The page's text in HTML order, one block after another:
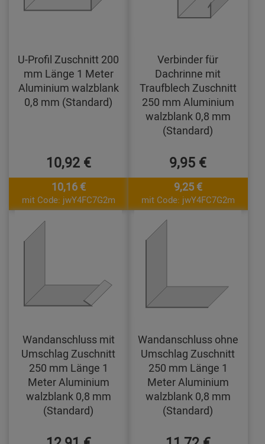
U-Profil Zuschnitt 200
mm Länge 1 Meter
Aluminium walzblank
0,8 mm (Standard)
10,92 €
10,16 €
mit Code: jwY4FC7G2m
Verbinder für
Dachrinne mit
Traufblech Zuschnitt
250 mm Aluminium
walzblank 0,8 mm
(Standard)
9,95 €
9,25 €
mit Code: jwY4FC7G2m
Wandanschluss mit
Umschlag Zuschnitt
250 mm Länge 1
Meter Aluminium
walzblank 0,8 mm
(Standard)
Wandanschluss ohne
Umschlag Zuschnitt
250 mm Länge 1
Meter Aluminium
walzblank 0,8 mm
(Standard)